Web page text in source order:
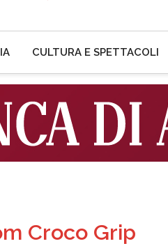
CULTURA E SPETTACOLI
Croco Grip